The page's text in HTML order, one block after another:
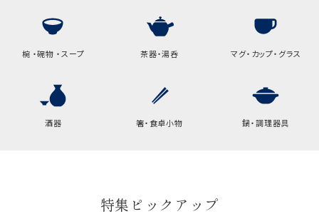
A:京名所 袋
22cm
幅
9cm
高さ
椀 ・碗物 ・スープ 茶器・湯呑 マグ・カップ・グラス
酒器 箸・食卓小物 鍋・調理器具
特集ピックアップ